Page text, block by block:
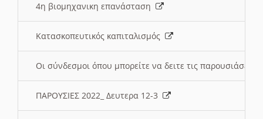
4η βιομηχανικη επανάσταση
Κατασκοπευτικός καπιταλισμός
Οι σύνδεσμοι όπου μπορείτε να δειτε τις παρουσιάσεις
ΠΑΡΟΥΣΙΕΣ 2022_ Δευτερα 12-3